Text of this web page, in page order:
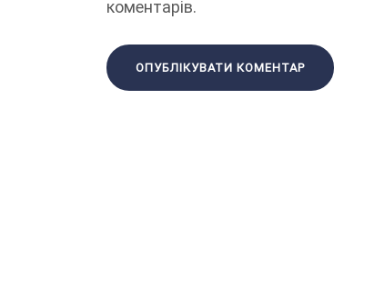
коментарів.